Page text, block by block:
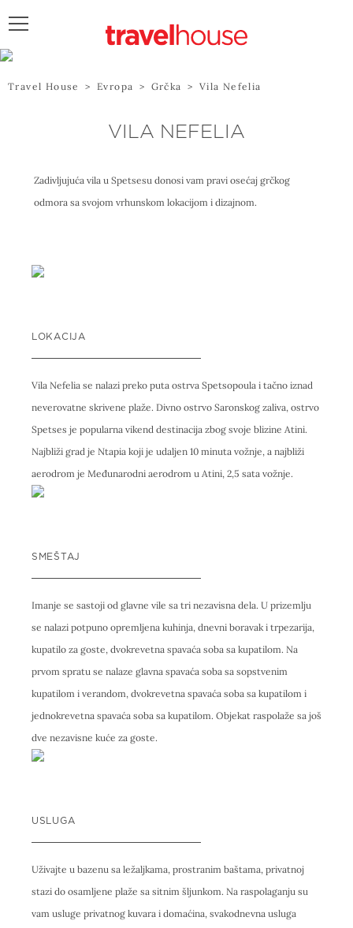
Travel House > Evropa > Grčka > Vila Nefelia
VILA NEFELIA
Zadivljujuća vila u Spetsesu donosi vam pravi osećaj grčkog
odmora sa svojom vrhunskom lokacijom i dizajnom.
LOKACIJA
Vila Nefelia se nalazi preko puta ostrva Spetsopoula i tačno iznad
neverovatne skrivene plaže. Divno ostrvo Saronskog zaliva, ostrvo
Spetses je popularna vikend destinacija zbog svoje blizine Atini.
Najbliži grad je Ntapia koji je udaljen 10 minuta vožnje, a najbliži
aerodrom je Međunarodni aerodrom u Atini, 2,5 sata vožnje.
SMEŠTAJ
Imanje se sastoji od glavne vile sa tri nezavisna dela. U prizemlju
se nalazi potpuno opremljena kuhinja, dnevni boravak i trpezarija,
kupatilo za goste, dvokrevetna spavaća soba sa kupatilom. Na
prvom spratu se nalaze glavna spavaća soba sa sopstvenim
kupatilom i verandom, dvokrevetna spavaća soba sa kupatilom i
jednokrevetna spavaća soba sa kupatilom. Objekat raspolaže sa još
dve nezavisne kuće za goste.
USLUGA
Uživajte u bazenu sa ležaljkama, prostranim baštama, privatnoj
stazi do osamljene plaže sa sitnim šljunkom. Na raspolaganju su
vam usluge privatnog kuvara i domaćina, svakodnevna usluga